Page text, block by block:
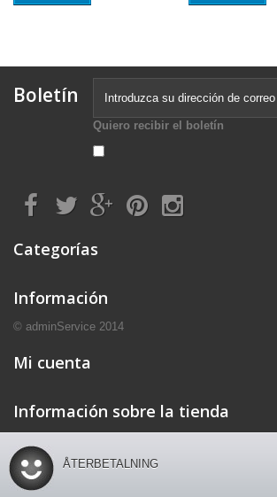
Boletín
Quiero recibir el boletín
Categorías
Información
© adminService 2014
Mi cuenta
Información sobre la tienda
ÅTERBETALNING